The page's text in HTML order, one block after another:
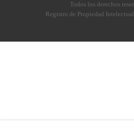
Todos los derechos
Registro de Propiedad